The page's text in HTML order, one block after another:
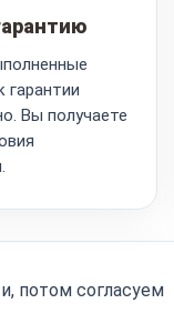
гарантии
Вы получаете
потом согласуем